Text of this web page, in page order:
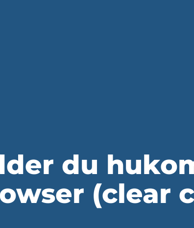
du
(clear